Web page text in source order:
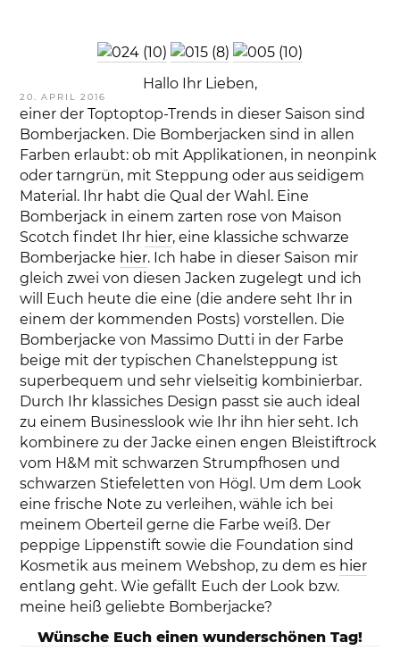
VERÖFFENTLICHT
AM
20. APRIL 2016
Hallo Ihr Lieben,
einer der Toptoptop-Trends in dieser Saison sind
Bomberjacken. Die Bomberjacken sind in allen
Farben erlaubt: ob mit Applikationen, in neonpink
oder tarngrün, mit Steppung oder aus seidigem
Material. Ihr habt die Qual der Wahl. Eine
Bomberjack in einem zarten rose von Maison
Scotch findet Ihr hier, eine klassiche schwarze
Bomberjacke hier. Ich habe in dieser Saison mir
gleich zwei von diesen Jacken zugelegt und ich
will Euch heute die eine (die andere seht Ihr in
einem der kommenden Posts) vorstellen. Die
Bomberjacke von Massimo Dutti in der Farbe
beige mit der typischen Chanelsteppung ist
superbequem und sehr vielseitig kombinierbar.
Durch Ihr klassiches Design passt sie auch ideal
zu einem Businesslook wie Ihr ihn hier seht. Ich
kombinere zu der Jacke einen engen Bleistiftrock
vom H&M mit schwarzen Strumpfhosen und
schwarzen Stiefeletten von Högl. Um dem Look
eine frische Note zu verleihen, wähle ich bei
meinem Oberteil gerne die Farbe weiß. Der
peppige Lippenstift sowie die Foundation sind
Kosmetik aus meinem Webshop, zu dem es hier
entlang geht. Wie gefällt Euch der Look bzw.
meine heiß geliebte Bomberjacke?
Wünsche Euch einen wunderschönen Tag!